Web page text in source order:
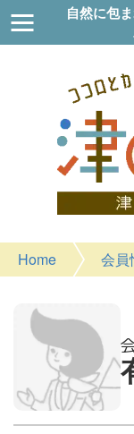
自然に包
Home 会員